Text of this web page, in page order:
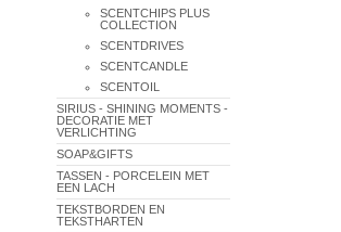
SCENTCHIPS PLUS
COLLECTION
SCENTDRIVES
SCENTCANDLE
SCENTOIL
SIRIUS - SHINING MOMENTS -
DECORATIE MET
VERLICHTING
SOAP&GIFTS
TASSEN - PORCELEIN MET
EEN LACH
TEKSTBORDEN EN
TEKSTHARTEN